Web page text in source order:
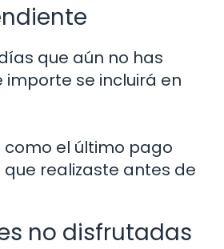
que aún no has
se incluirá en
como el último pago
realizaste antes de
no disfrutadas